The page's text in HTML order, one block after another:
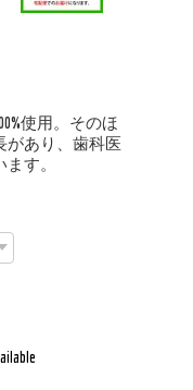
使用。そのほ
があり、歯科医
す。